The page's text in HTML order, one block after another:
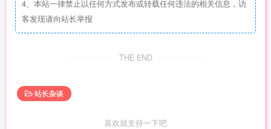
4、本站一律禁止以任何方式发布或转载任何违法的相关信息，访
客发现请向站长举报
THE END
站长杂谈
喜欢就支持一下吧